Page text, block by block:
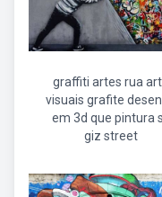
graffiti artes rua
visuais grafite
em 3d que pintura
giz street